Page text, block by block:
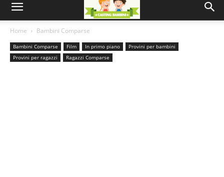
Home Bambini Comparse
Bambini Comparse Film In primo piano
Provini per bambini
Provini per ragazzi
Ragazzi Comparse